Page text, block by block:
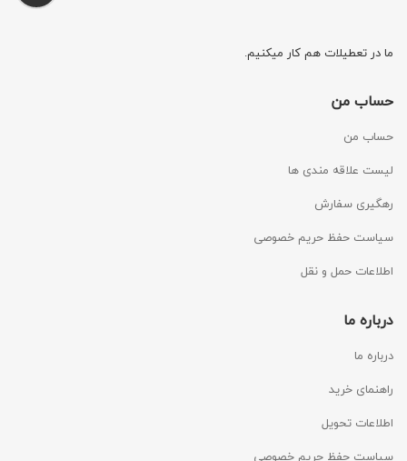
ما در تعطیلات هم کار میکنیم.
حساب من
حساب من
لیست علاقه مندی ها
رهگیری سفارش
سیاست حفظ حریم خصوصی
اطلاعات حمل و نقل
درباره ما
درباره ما
راهنمای خرید
اطلاعات تحویل
سیاست حفظ حریم خصوصی